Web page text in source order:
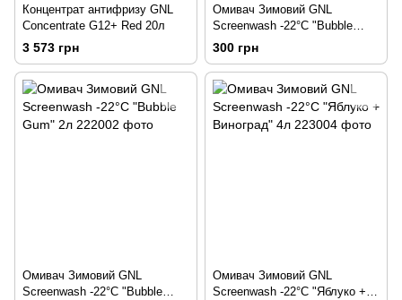
Концентрат антифризу GNL
Concentrate G12+ Red 20л
3 573 грн
Омивач Зимовий GNL
Screenwash -22°C "Bubble
Gum" 4л
300 грн
Омивач Зимовий GNL
Screenwash -22°C "Bubble
Омивач Зимовий GNL
Screenwash -22°C "Яблуко +